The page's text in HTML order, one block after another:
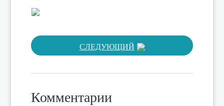
СЛЕДУЮЩИЙ
Комментарии